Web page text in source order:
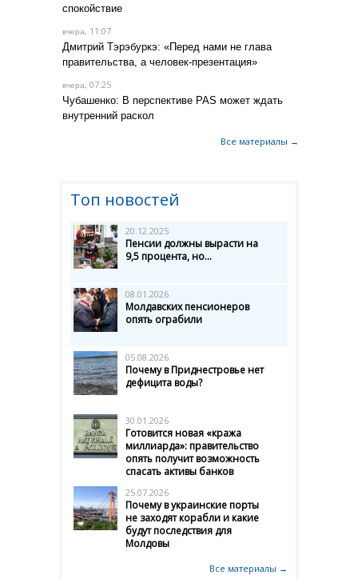
спокойствие
вчера, 11:07
Дмитрий Тэрэбуркэ: «Перед нами не глава
правительства, а человек-презентация»
вчера, 07:25
Чубашенко: В перспективе PAS может ждать
внутренний раскол
Все материалы →
Топ новостей
20.12.2025
Пенсии должны вырасти на
9,5 процента, но...
08.01.2026
Молдавских пенсионеров
опять ограбили
05.08.2026
Почему в Приднестровье нет
дефицита воды?
30.01.2026
Готовится новая «кража
миллиарда»: правительство
опять получит возможность
спасать активы банков
25.07.2026
Почему в украинские порты
не заходят корабли и какие
будут последствия для
Молдовы
Все материалы →